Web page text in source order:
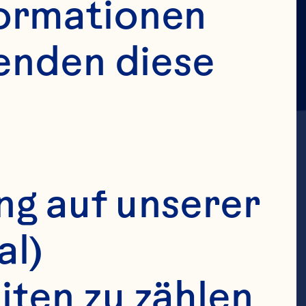
A
diese
auf unserer
zu zählen